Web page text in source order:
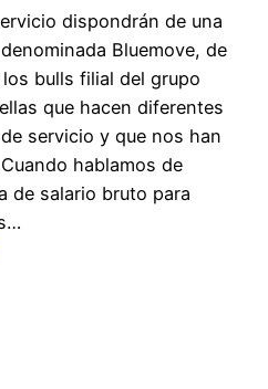
dispondrán de una
Bluemove, de
bulls filial del grupo
que hacen diferentes
servicio y que nos han
hablamos de
de salario bruto para